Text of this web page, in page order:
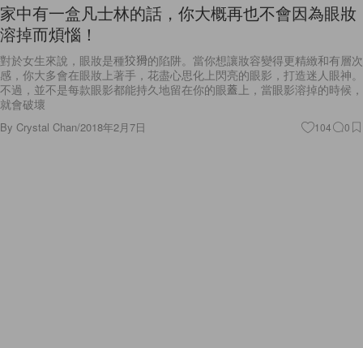
家中有一盒凡士林的話，你大概再也不會因為眼妝
溶掉而煩惱！
對於女生來說，眼妝是種狡猾的陷阱。當你想讓妝容變得更精緻和有層次
感，你大多會在眼妝上著手，花盡心思化上閃亮的眼影，打造迷人眼神。
不過，並不是每款眼影都能持久地留在你的眼蓋上，當眼影溶掉的時候，
就會破壞
By Crystal Chan/2018年2月7日 104 0